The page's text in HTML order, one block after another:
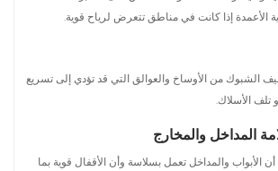
الأعمدة إذا كانت في مناطق تتعرض لرياح قوية.
الشبوك من الأوساخ والعوالق التي قد تؤدي إلى تسريع
تلف الأسلاك.
الأبواب والمداخل تعمل بسلاسة وأن الأقفال قوية بما